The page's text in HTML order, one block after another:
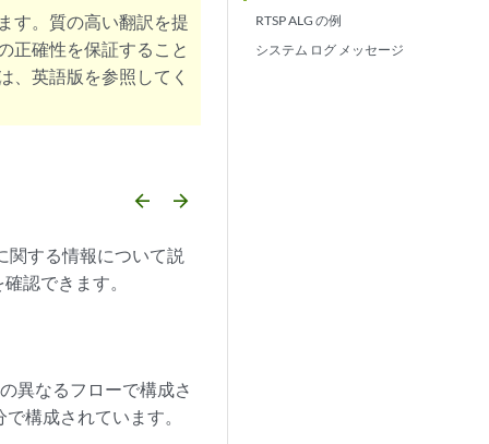
RTSP ALG の例
システム ログ メッセージ
す。質の高い翻訳を提
正確性を保証すること
、英語版を参照してく
arrow_backward arrow_forward
関する情報について説
認できます。
異なるフローで構成さ
構成されています。